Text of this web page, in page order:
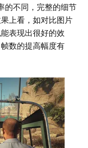
的不同，完整的细节
上看，如对比图片
表现出很好的效
数的提高幅度有